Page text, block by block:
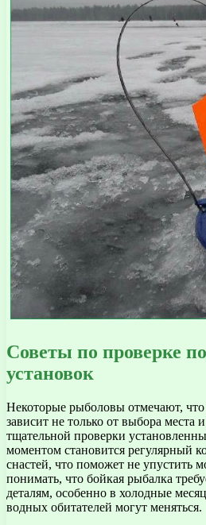
Советы по проверке
установок
Некоторые рыболовы отмечают,
зависит не только от выбора места
тщательной проверки
моментом становится регулярный
снастей, что поможет не упустить
понимать, что бойкая рыбалка
деталям, особенно в холодные
водных обитателей могут меняться.